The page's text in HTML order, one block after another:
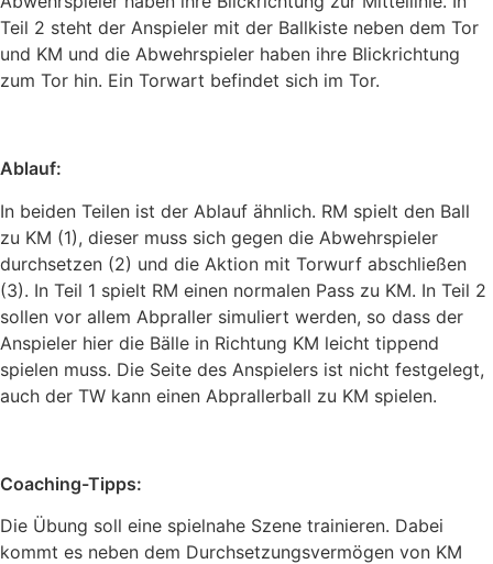
Teil 2 steht der Anspieler mit der Ballkiste neben dem Tor
und KM und die Abwehrspieler haben ihre Blickrichtung
zum Tor hin. Ein Torwart befindet sich im Tor.
Ablauf:
In beiden Teilen ist der Ablauf ähnlich. RM spielt den Ball
zu KM (1), dieser muss sich gegen die Abwehrspieler
durchsetzen (2) und die Aktion mit Torwurf abschließen
(3). In Teil 1 spielt RM einen normalen Pass zu KM. In Teil 2
sollen vor allem Abpraller simuliert werden, so dass der
Anspieler hier die Bälle in Richtung KM leicht tippend
spielen muss. Die Seite des Anspielers ist nicht festgelegt,
auch der TW kann einen Abprallerball zu KM spielen.
Coaching-Tipps:
Die Übung soll eine spielnahe Szene trainieren. Dabei
kommt es neben dem Durchsetzungsvermögen von KM